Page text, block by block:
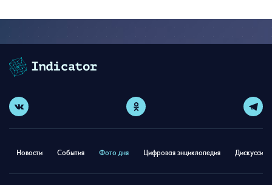
Новости События Фото дня Цифровая энциклопедия